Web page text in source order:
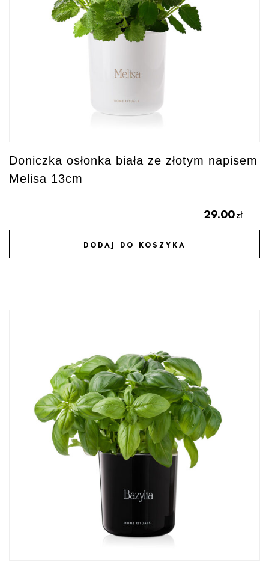
Doniczka osłonka biała ze złotym napisem
Melisa 13cm
29.00zł
DODAJ DO KOSZYKA
DODAJ DO ULUBIONYCH